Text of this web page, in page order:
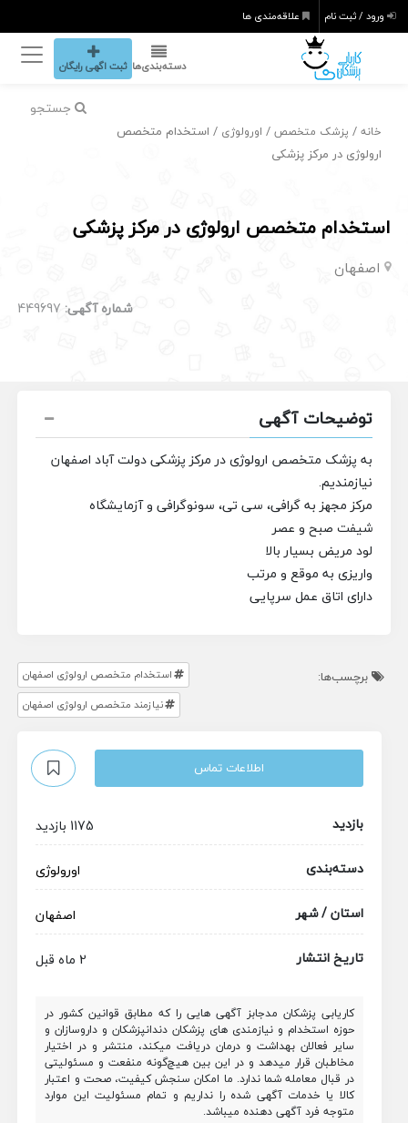
ورود / ثبت نام علاقه‌مندی ها
دسته‌بندی‌ها ثبت اگهی رایگان
جستجو
خانه / پزشک متخصص / اورولوژی / استخدام متخصص
ارولوژی در مرکز پزشکی
استخدام متخصص ارولوژی در مرکز پزشکی
اصفهان
شماره آگهی: 449697
توضیحات آگهی
به پزشک متخصص ارولوژی در مرکز پزشکی دولت آباد اصفهان
نیازمندیم.
مرکز مجهز به گرافی، سی تی، سونوگرافی و آزمایشگاه
شیفت صبح و عصر
لود مریض بسیار بالا
واریزی به موقع و مرتب
دارای اتاق عمل سرپایی
برچسب‌ها:
استخدام متخصص ارولوژی اصفهان
نیازمند متخصص ارولوژی اصفهان
اطلاعات تماس
بازدید
1175 بازدید
دسته‌بندی
اورولوژی
استان / شهر
اصفهان
تاریخ انتشار
2 ماه قبل
کاریابی پزشکان مدجابز آگهی هایی را که مطابق قوانین کشور در
حوزه استخدام و نیازمندی های پزشکان دندانپزشکان و داروسازان و
سایر فعالان بهداشت و درمان دریافت میکند، منتشر و در اختیار
مخاطبان قرار میدهد و در این بین هیچ‌گونه منفعت و مسئولیتی
در قبال معامله شما ندارد. ما امکان سنجش کیفیت، صحت و اعتبار
کالا یا خدمات آگهی شده را نداریم و تمام مسئولیت این موارد
متوجه فرد آگهی دهنده میباشد.